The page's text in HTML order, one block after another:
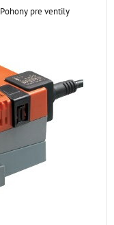
Pohony pre ventily